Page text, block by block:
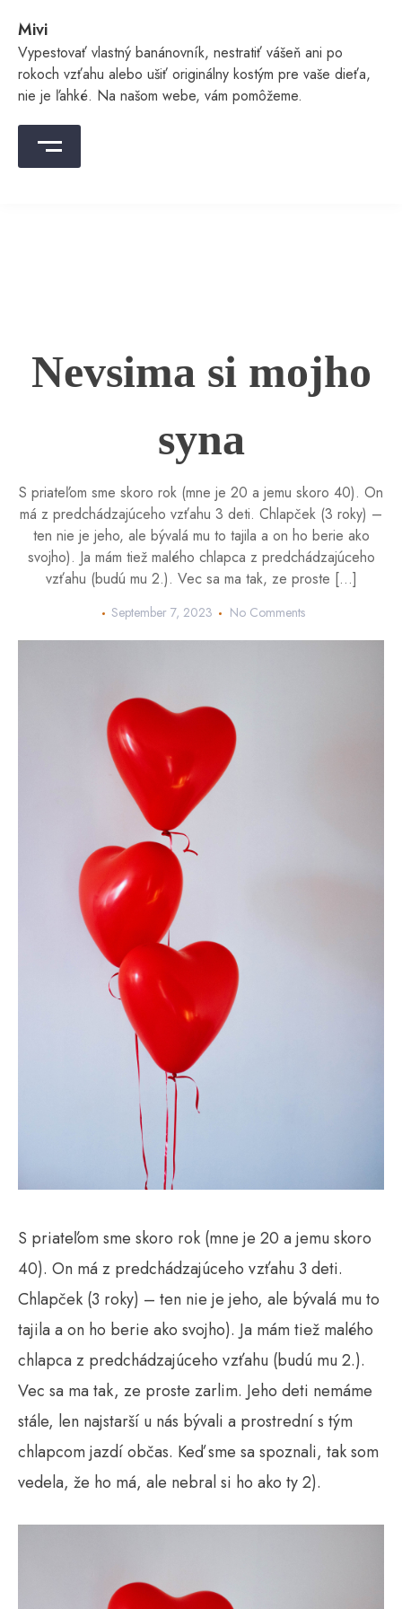
content
Mivi
Vypestovať vlastný banánovník, nestratiť vášeň ani po
rokoch vzťahu alebo ušiť originálny kostým pre vaše dieťa,
nie je ľahké. Na našom webe, vám pomôžeme.
Nevsima si mojho
syna
S priateľom sme skoro rok (mne je 20 a jemu skoro 40). On
má z predchádzajúceho vzťahu 3 deti. Chlapček (3 roky) –
ten nie je jeho, ale bývalá mu to tajila a on ho berie ako
svojho). Ja mám tiež malého chlapca z predchádzajúceho
vzťahu (budú mu 2.). Vec sa ma tak, ze proste […]
September 7, 2023 No Comments
S priateľom sme skoro rok (mne je 20 a jemu skoro
40). On má z predchádzajúceho vzťahu 3 deti.
Chlapček (3 roky) – ten nie je jeho, ale bývalá mu to
tajila a on ho berie ako svojho). Ja mám tiež malého
chlapca z predchádzajúceho vzťahu (budú mu 2.).
Vec sa ma tak, ze proste zarlim. Jeho deti nemáme
stále, len najstarší u nás bývali a prostrední s tým
chlapcom jazdí občas. Keď sme sa spoznali, tak som
vedela, že ho má, ale nebral si ho ako ty 2).